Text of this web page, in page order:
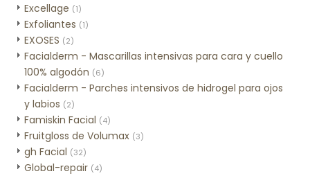
Excellage (1)
Exfoliantes (1)
EXOSES (2)
Facialderm - Mascarillas intensivas para cara y cuello
100% algodón (6)
Facialderm - Parches intensivos de hidrogel para ojos
y labios (2)
Famiskin Facial (4)
Fruitgloss de Volumax (3)
gh Facial (32)
Global-repair (4)